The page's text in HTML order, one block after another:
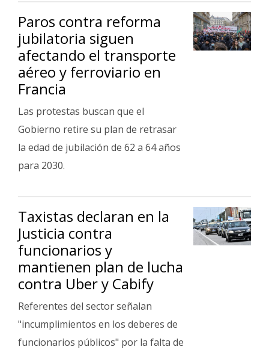
Paros contra reforma
jubilatoria siguen
afectando el transporte
aéreo y ferroviario en
Francia
Las protestas buscan que el
Gobierno retire su plan de retrasar
la edad de jubilación de 62 a 64 años
para 2030.
Taxistas declaran en la
Justicia contra
funcionarios y
mantienen plan de lucha
contra Uber y Cabify
Referentes del sector señalan
"incumplimientos en los deberes de
funcionarios públicos" por la falta de